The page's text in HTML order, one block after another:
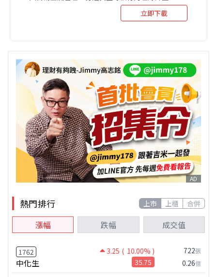
立即下載
AD
熱門排行 上市 上櫃 合併
漲幅 跌幅 成交值
1762 3.25 ( 10.00% )
中化生 35.75
722張
0.26億